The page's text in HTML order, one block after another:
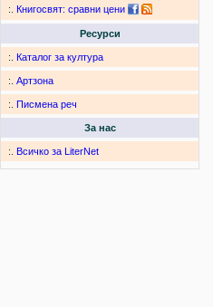
:. Книгосвят: сравни цени
Ресурси
:. Каталог за култура
:. Артзона
:. Писмена реч
За нас
:. Всичко за LiterNet